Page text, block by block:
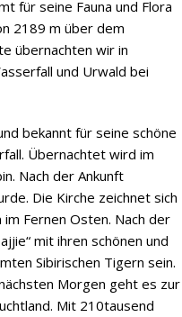
für seine Fauna und Flora
2189 m über dem
übernachten wir in
und Urwald bei
bekannt für seine schöne
Übernachtet wird im
Nach der Ankunft
Die Kirche zeichnet sich
Fernen Osten. Nach der
mit ihren schönen und
Sibirischen Tigern sein.
Morgen geht es zur
Mit 210tausend